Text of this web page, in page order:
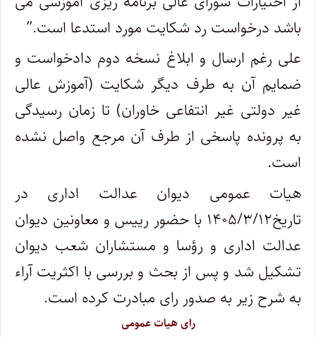
باشد درخواست رد شکایت مورد استدعا است.”
علی رغم ارسال و ابلاغ نسخه دوم دادخواست و
ضمایم آن به طرف دیگر شکایت (آموزش عالی
غیر دولتی غیر انتفاعی خاوران) تا زمان رسیدگی
به پرونده پاسخی از طرف آن مرجع واصل نشده
است.
هیات عمومی دیوان عدالت اداری در
تاریخ۱۴۰۵/۳/۱۲ با حضور رییس و معاونین دیوان
عدالت اداری و رؤسا و مستشاران شعب دیوان
تشکیل شد و پس از بحث و بررسی با اکثریت آراء
به شرح زیر به صدور رای مبادرت کرده است.
رای هیات عمومی